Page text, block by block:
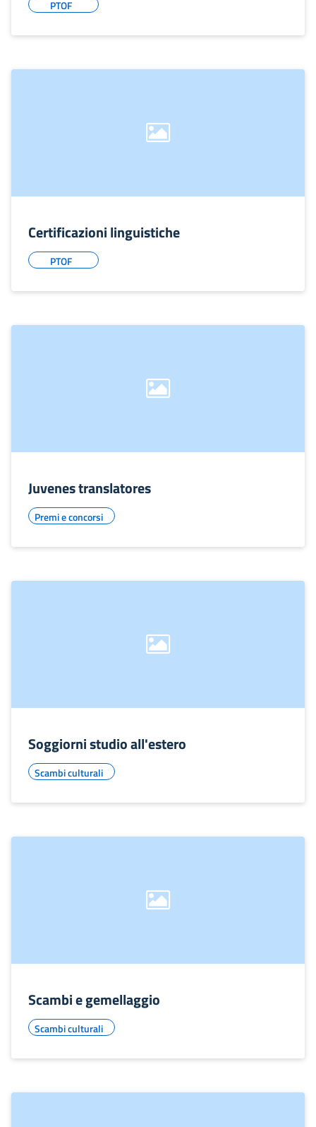
PTOF
Certificazioni linguistiche
PTOF
Juvenes translatores
Premi e concorsi
Soggiorni studio all'estero
Scambi culturali
Scambi e gemellaggio
Scambi culturali